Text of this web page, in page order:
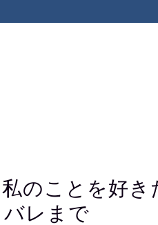
私のことを好
レまで